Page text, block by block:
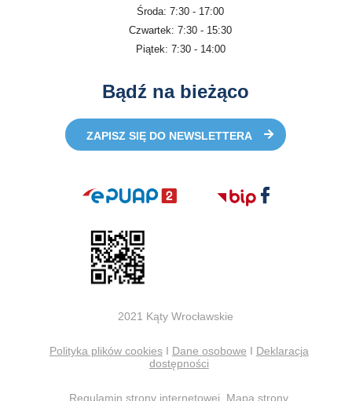
Środa: 7:30 - 17:00
Czwartek: 7:30 - 15:30
Piątek: 7:30 - 14:00
Bądź na bieżąco
ZAPISZ SIĘ DO NEWSLETTERA
2021 Kąty Wrocławskie
Polityka plików cookiesI Dane osobowe I Deklaracja
dostępności
Regulamin strony internetowej Mapa strony